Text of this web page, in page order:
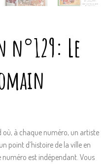
n°129: Le
où, à chaque numéro, un artiste
point d’histoire de la ville en
est indépendant. Vous